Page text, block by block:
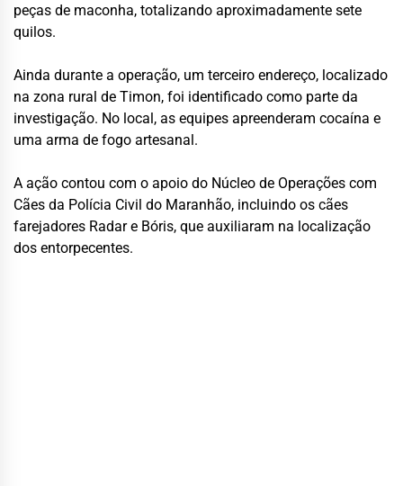
peças de maconha, totalizando aproximadamente sete
quilos.
Ainda durante a operação, um terceiro endereço, localizado
na zona rural de Timon, foi identificado como parte da
investigação. No local, as equipes apreenderam cocaína e
uma arma de fogo artesanal.
A ação contou com o apoio do Núcleo de Operações com
Cães da Polícia Civil do Maranhão, incluindo os cães
farejadores Radar e Bóris, que auxiliaram na localização
dos entorpecentes.